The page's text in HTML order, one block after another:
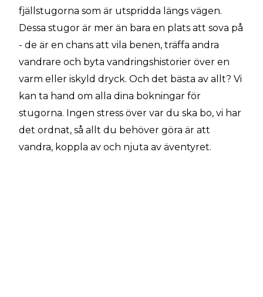
fjällstugorna som är utspridda längs vägen.
Dessa stugor är mer än bara en plats att sova på
- de är en chans att vila benen, träffa andra
vandrare och byta vandringshistorier över en
varm eller iskyld dryck. Och det bästa av allt? Vi
kan ta hand om alla dina bokningar för
stugorna. Ingen stress över var du ska bo, vi har
det ordnat, så allt du behöver göra är att
vandra, koppla av och njuta av äventyret.